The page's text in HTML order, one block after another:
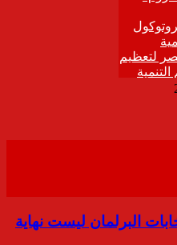
البرلمان ليست نهاية